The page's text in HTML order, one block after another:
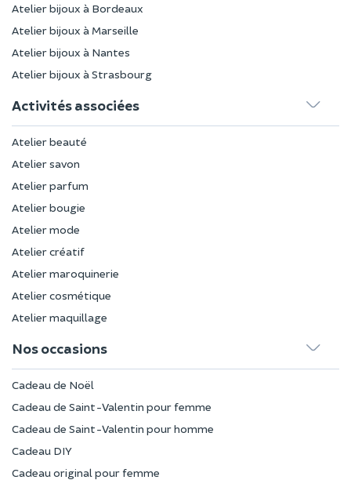
Atelier bijoux à Bordeaux
Atelier bijoux à Marseille
Atelier bijoux à Nantes
Atelier bijoux à Strasbourg
Activités associées
Atelier beauté
Atelier savon
Atelier parfum
Atelier bougie
Atelier mode
Atelier créatif
Atelier maroquinerie
Atelier cosmétique
Atelier maquillage
Nos occasions
Cadeau de Noël
Cadeau de Saint-Valentin pour femme
Cadeau de Saint-Valentin pour homme
Cadeau DIY
Cadeau original pour femme